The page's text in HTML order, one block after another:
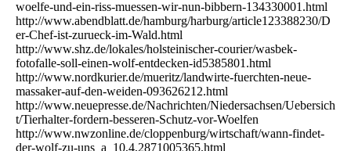
woelfe-und-ein-riss-muessen-wir-nun-bibbern-134330001.html
http://www.abendblatt.de/hamburg/harburg/article123388230/D
er-Chef-ist-zurueck-im-Wald.html
http://www.shz.de/lokales/holsteinischer-courier/wasbek-
fotofalle-soll-einen-wolf-entdecken-id5385801.html
http://www.nordkurier.de/mueritz/landwirte-fuerchten-neue-
massaker-auf-den-weiden-093626212.html
http://www.neuepresse.de/Nachrichten/Niedersachsen/Uebersich
t/Tierhalter-fordern-besseren-Schutz-vor-Woelfen
http://www.nwzonline.de/cloppenburg/wirtschaft/wann-findet-
der-wolf-zu-uns_a_10,4,2871005365.html